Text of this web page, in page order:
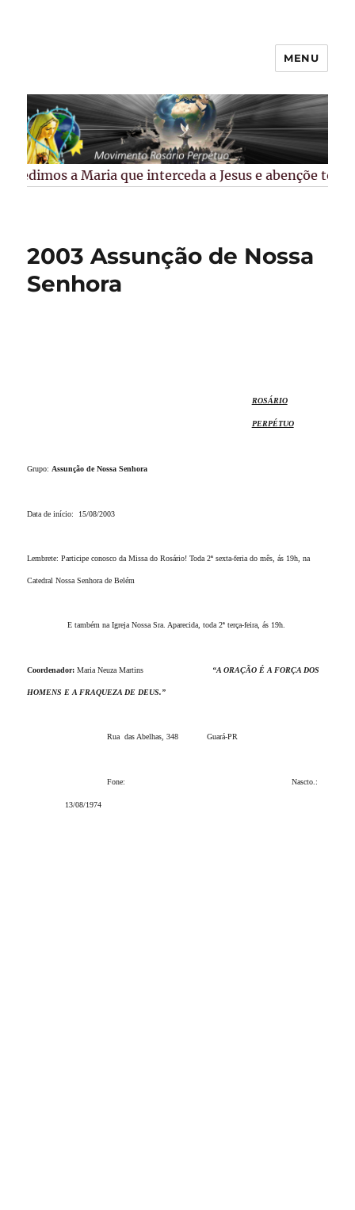
Guarapuava/PR
MENU
Pedimos a Maria que interceda a Jesus e abençõe
2003 Assunção de Nossa
Senhora
ROSÁRIO
PERPÉTUO
Grupo:Assunção de Nossa Senhora
Data de início: 15/08/2003
Lembrete: Participe conosco da Missa do Rosário! Toda 2ª sexta-feria do mês, ás 19h, na
Catedral Nossa Senhora de Belém
E também na Igreja Nossa Sra. Aparecida, toda 2ª terça-feira, ás 19h.
Coordenador: Maria Neuza Martins “A ORAÇÃO É A FORÇA DOS
HOMENS E A FRAQUEZA DE DEUS.”
Rua das Abelhas, 348 Guará-PR
Fone: Nascto.:
13/08/1974